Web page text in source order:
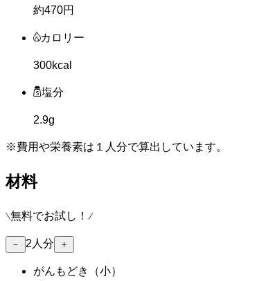
約470円
カロリー
300kcal
塩分
2.9g
※費用や栄養素は １人分で算出しています。
材料
無料でお試し！
－ 2 人分 ＋
がんもどき
（小）